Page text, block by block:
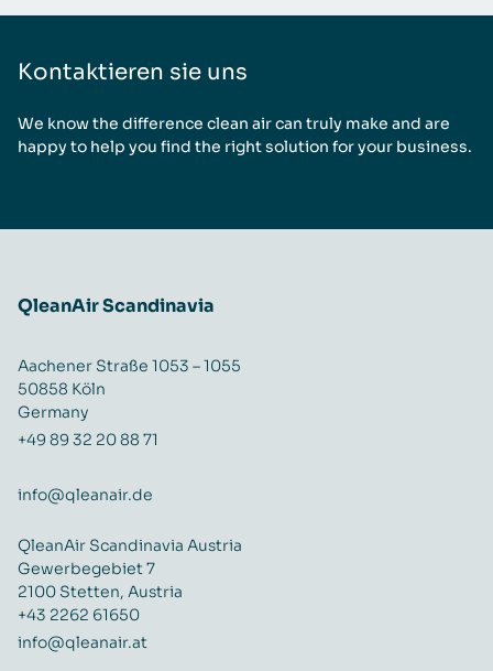
Kontaktieren sie uns
We know the difference clean air can truly make and are
happy to help you find the right solution for your business.
QleanAir Scandinavia
Aachener Straße 1053 – 1055
50858 Köln
Germany
+49 89 32 20 88 71
info@qleanair.de
QleanAir Scandinavia Austria
Gewerbegebiet 7
2100 Stetten, Austria
+43 2262 61650
info@qleanair.at